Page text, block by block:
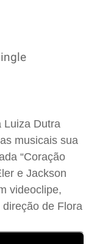
Luiza Dutra
musicais sua
“Coração
e Jackson
videoclipe,
de Flora